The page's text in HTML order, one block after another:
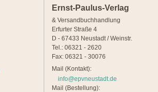
Ernst-Paulus-Verlag
& Versandbuchhandlung
Erfurter Straße 4
D - 67433 Neustadt / Weinstr.
Tel.: 06321 - 2620
Fax: 06321 - 30076
Mail (Kontakt):
info@epvneustadt.de
Mail (Bestellung):